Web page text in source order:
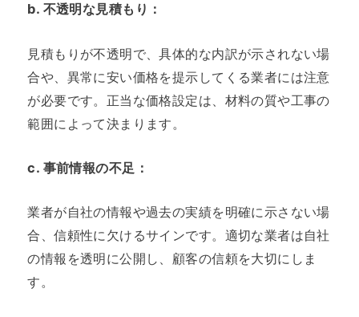
b. 不透明な見積もり ：
見積もりが不透明で、具体的な内訳が示されない場
合や、異常に安い価格を提示してくる業者には注意
が必要です。正当な価格設定は、材料の質や工事の
範囲によって決まります。
c. 事前情報の不足 ：
業者が自社の情報や過去の実績を明確に示さない場
合、信頼性に欠けるサインです。適切な業者は自社
の情報を透明に公開し、顧客の信頼を大切にしま
す。